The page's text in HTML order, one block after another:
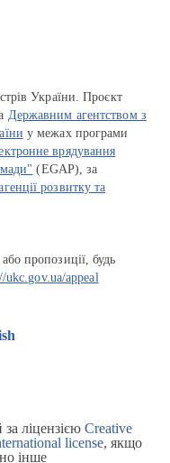
України. Проєкт
Державним агентством з
у межах програми
врядування
(EGAP), за
розвитку та
пропозиції, будь
ukc.gov.ua/appeal
ліцензією Creative
license, якщо
інше